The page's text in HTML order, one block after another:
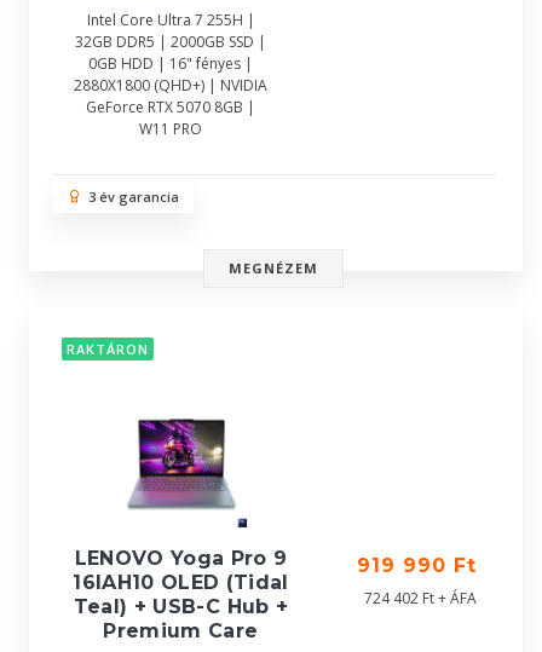
Intel Core Ultra 7 255H |
32GB DDR5 | 2000GB SSD |
0GB HDD | 16" fényes |
2880X1800 (QHD+) | NVIDIA
GeForce RTX 5070 8GB |
W11 PRO
3 év garancia
MEGNÉZEM
RAKTÁRON
LENOVO Yoga Pro 9
16IAH10 OLED (Tidal
Teal) + USB-C Hub +
Premium Care
919 990 Ft
724 402 Ft + ÁFA